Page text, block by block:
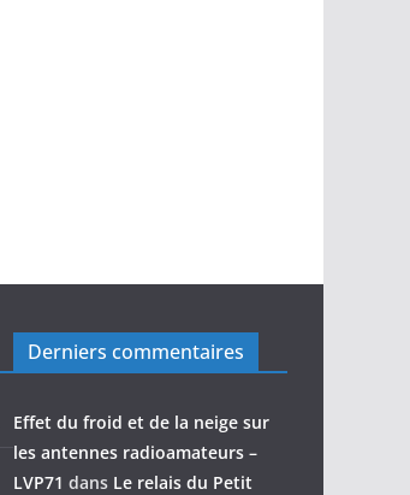
Derniers commentaires
Effet du froid et de la neige sur
les antennes radioamateurs –
LVP71 dans Le relais du Petit